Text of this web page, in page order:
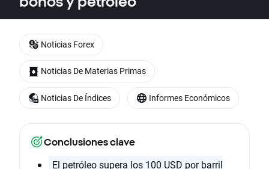
Conclusiones clave
El petróleo supera los 100 USD por barril
Noticias Forex
Noticias De Materias Primas
Noticias De Índices Informes Económicos